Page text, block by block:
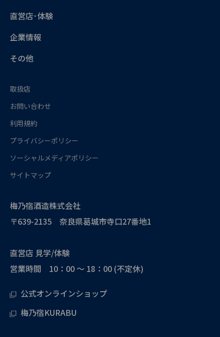
直営店･体験
企業情報
その他
取扱店
お問い合わせ
利用規約
プライバシーポリシー
ソーシャルメディアポリシー
サイトマップ
梅乃宿酒造株式会社
〒639-2135 奈良県葛城市寺口27番地1
直営店 見学/体験
営業時間 10：00 ～ 18：00 (不定休)
公式オンラインショップ
梅乃宿KURABU